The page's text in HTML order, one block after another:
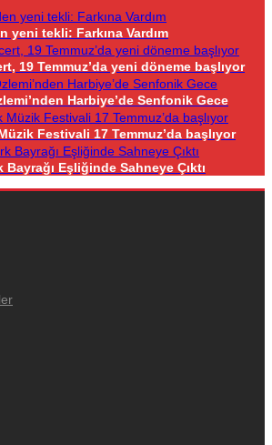
yeni tekli: Farkına Vardım
19 Temmuz’da yeni döneme başlıyor
Harbiye’de Senfonik Gece
Festivali 17 Temmuz’da başlıyor
Bayrağı Eşliğinde Sahneye Çıktı